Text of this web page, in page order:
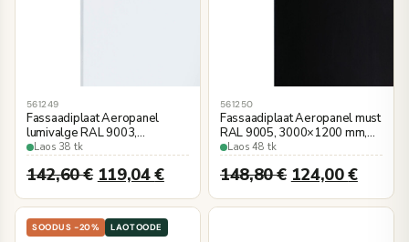
561249
Fassaadiplaat Aeropanel
lumivalge RAL 9003,
3000×1200 mm, kalibreeritud
Laos 38 tk
142,60€ 119,04€
561250
Fassaadiplaat Aeropanel must
RAL 9005, 3000×1200 mm,
kalibreeritud
Laos 48 tk
148,80€ 124,00€
SOODUS -20% LAOTOODE